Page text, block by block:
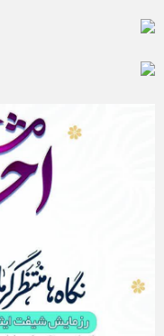
تیم شهدای